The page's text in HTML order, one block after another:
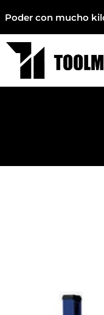
Poder con mucho